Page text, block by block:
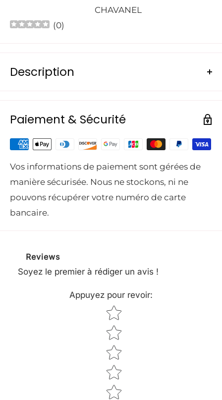
CHAVANEL
(0)
Description
usage professionnel. Bien qu'électrique, sa
puissance est équivalente à celle d'un taille-
Proposant de hautes performances, le 522 iHD
75 sans fil est idéal pour les travaux
intensifs. Équipé d'un entraînement haute
taillage sur les trois côtés.
utilisant l'adaptateur accessoire spécial pour la
connexion à une batterie dorsale. Attention :
Batterie et chargeur de batterie non fournis.
Avantages du modèle 522iHD75 Husqvarna :
-Performances de coupe exceptionnelles
-Lames à coupe tranchante
Paiement & Sécurité
Vos informations de paiement sont gérées de
manière sécurisée. Nous ne stockons, ni ne
pouvons récupérer votre numéro de carte
bancaire.
Reviews
Soyez le premier à rédiger un avis !
Appuyez pour revoir:
Star rating